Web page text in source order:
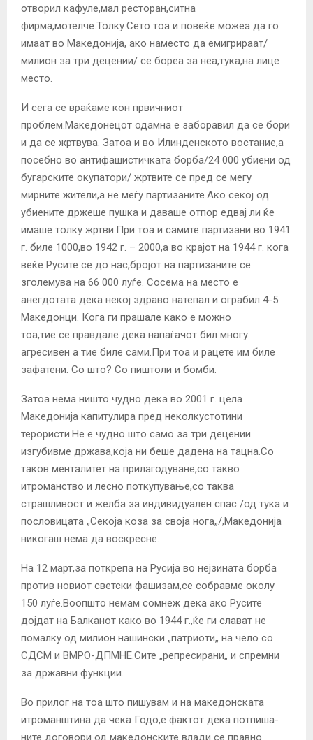
отворил кафуле,мал ресторан,ситна
фирма,мотелче.Толку.Сето тоа и повеќе можеа да го
имаат во Македонија, ако наместо да емигрираат/
милион за три децении/ се бореа за неа,тука,на лице
место.
И сега се враќаме кон првичниот
проблем.Македонецот одамна е заборавил да се бори
и да се жртвува. Затоа и во Илинденското востание,а
посебно во антифашистичката борба/24 000 убиени од
бугарските окупатори/ жртвите се пред се мегу
мирните жители,а не меѓу партизаните.Ако секој од
убиените држеше пушка и даваше отпор едвај ли ќе
имаше толку жртви.При тоа и самите партизани во 1941
г. биле 1000,во 1942 г. – 2000,а во крајот на 1944 г. кога
веќе Русите се до нас,бројот на партизаните се
зголемува на 66 000 луѓе. Сосема на место е
анегдотата дека некој здраво натепал и ограбил 4-5
Македонци. Кога ги прашале како е можно
тоа,тие се правдале дека напаѓачот бил многу
агресивен а тие биле сами.При тоа и рацете им биле
зафатени. Со што? Со пиштоли и бомби.
Затоа нема ништо чудно дека во 2001 г. цела
Македонија капитулира пред неколкустотини
терористи.Не е чудно што само за три децении
изгубивме држава,која ни беше дадена на тацна.Со
таков менталитет на прилагодуване,со такво
итроманство и лесно поткупување,со таква
страшливост и желба за индивидуален спас /од тука и
пословицата „Секоја коза за своја нога„/,Македонија
никогаш нема да воскресне.
На 12 март,за поткрепа на Русија во нејзината борба
против новиот светски фашизам,се собравме околу
150 луѓе.Воопшто немам сомнеж дека ако Русите
дојдат на Балканот како во 1944 г.,ќе ги слават не
помалку од милион нашински „патриоти„ на чело со
СДСМ и ВМРО-ДПМНЕ.Сите „репресирани„ и спремни
за државни функции.
Во прилог на тоа што пишувам и на македонската
итроманштина да чека Годо,е фактот дека потпиша-
ните договори од македонските влади се правно